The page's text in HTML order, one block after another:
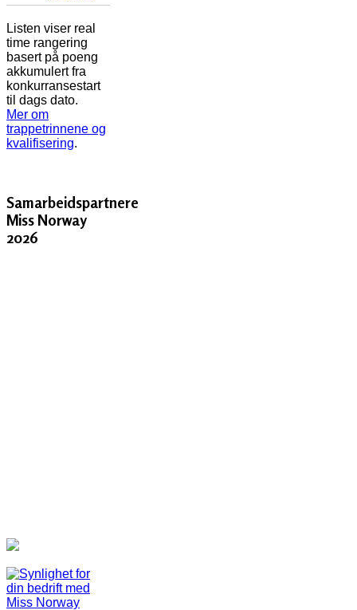
Listen viser real
time rangering
basert på poeng
akkumulert fra
konkurransestart
til dags dato.
Mer om
trappetrinnene og
kvalifisering.
Samarbeidspartnere
Miss Norway
2026